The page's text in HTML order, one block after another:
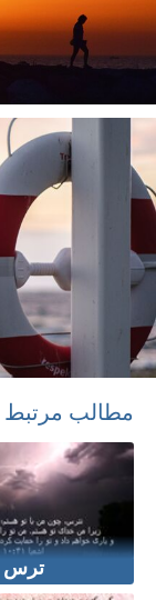
مطالب مرتبط
ترس